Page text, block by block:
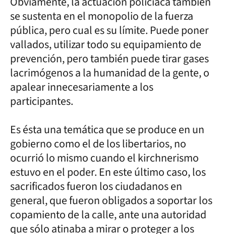
se sustenta en el monopolio de la fuerza
pública, pero cual es su límite. Puede poner
vallados, utilizar todo su equipamiento de
prevención, pero también puede tirar gases
lacrimógenos a la humanidad de la gente, o
apalear innecesariamente a los
participantes.
Es ésta una temática que se produce en un
gobierno como el de los libertarios, no
ocurrió lo mismo cuando el kirchnerismo
estuvo en el poder. En este último caso, los
sacrificados fueron los ciudadanos en
general, que fueron obligados a soportar los
copamiento de la calle, ante una autoridad
que sólo atinaba a mirar o proteger a los